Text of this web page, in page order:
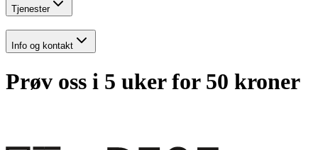
Tjenester
Info og kontakt
Prøv oss i 5 uker for 50 kroner